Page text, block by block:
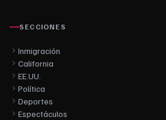
SECCIONES
Inmigración
California
EE.UU.
Política
Deportes
Espectáculos